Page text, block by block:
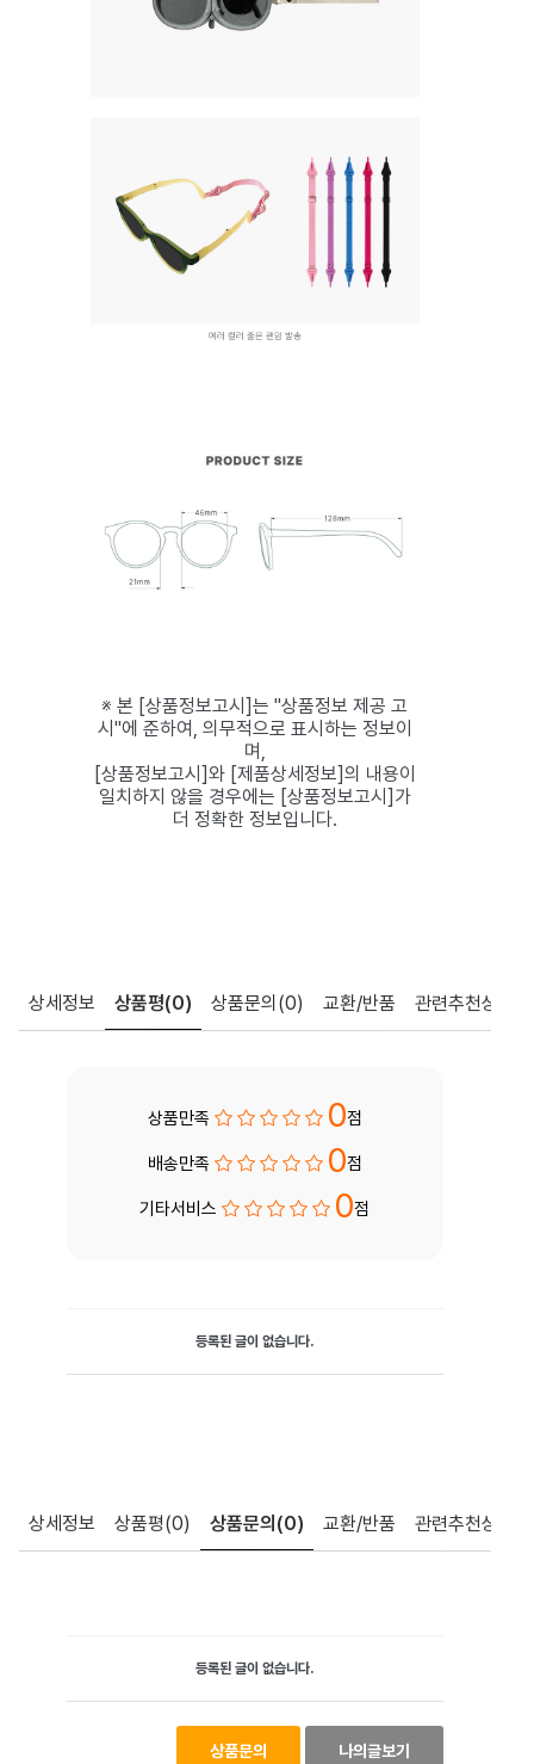
※ 본 [상품정보고시]는 "상품정보 제공 고
시"에 준하여, 의무적으로 표시하는 정보이
며,
[상품정보고시]와 [제품상세정보]의 내용이
일치하지 않을 경우에는 [상품정보고시]가
더 정확한 정보입니다.
상세정보 상품평(0) 상품문의 (0) 교환/반품 관련추천상품
상품만족 0점
배송만족 0점
기타서비스 0점
등록된 글이 없습니다.
상세정보 상품평(0) 상품문의 (0) 교환/반품 관련추천상품
등록된 글이 없습니다.
상품문의 나의글보기